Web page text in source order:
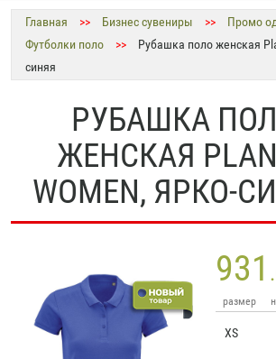
Главная >> Бизнес сувениры >> Промо
Футболки поло
>>
Рубашка поло женская
синяя
РУБАШКА
ЖЕНСКАЯ
WOMEN, ЯРКО-
931
размер
XS